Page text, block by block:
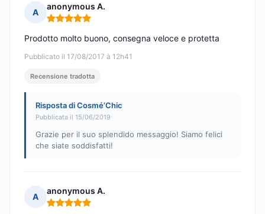
A
anonymous A.
Nota: 5 su 5
Pubblicato il 17/08/2017 à 12h41
Prodotto molto buono, consegna veloce e protetta
Recensione tradotta
Risposta di Cosmé’Chic
Pubblicata il 15/06/2019
Grazie per il suo splendido messaggio! Siamo felici
che siate soddisfatti!
A
anonymous A.
Nota: 5 su 5